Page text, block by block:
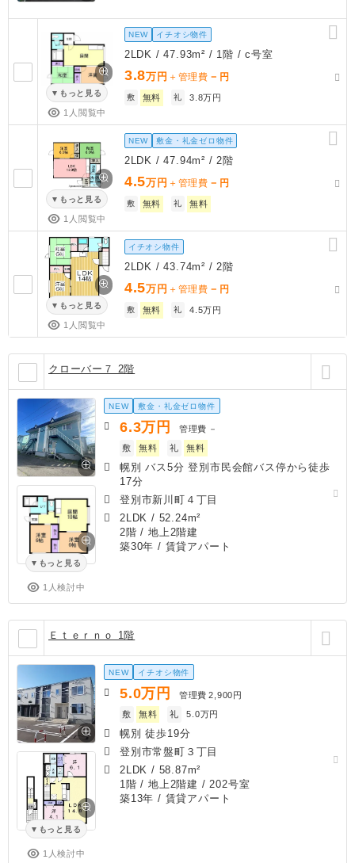
もっと見る
1人閲覧中
NEW イチオシ物件
2LDK / 47.93m² / 1階 / c号室
3.8万円 ＋管理費 － 円
敷 無料 礼 3.8万円
もっと見る
1人閲覧中
NEW 敷金・礼金ゼロ物件
2LDK / 47.94m² / 2階
4.5万円 ＋管理費 － 円
敷 無料 礼 無料
もっと見る
1人閲覧中
イチオシ物件
2LDK / 43.74m² / 2階
4.5万円 ＋管理費 － 円
敷 無料 礼 4.5万円
クローバー７ 2階
もっと見る
1人検討中
NEW 敷金・礼金ゼロ物件
6.3万円 管理費 －
敷
無料 礼 無料
幌別 バス5分 登別市民会館バス停から徒歩
17分
登別市新川町４丁目
2LDK / 52.24m²
2階 / 地上2階建
築30年 / 賃貸アパート
Ｅｔｅｒｎｏ 1階
もっと見る
1人検討中
NEW イチオシ物件
5.0万円 管理費 2,900円
敷
無料 礼 5.0万円
幌別 徒歩19分
登別市常盤町３丁目
2LDK / 58.87m²
1階 / 地上2階建 / 202号室
築13年 / 賃貸アパート